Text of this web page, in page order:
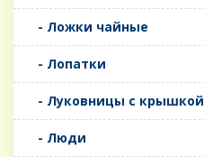
- Ложки чайные
- Лопатки
- Луковницы с крышкой
- Люди